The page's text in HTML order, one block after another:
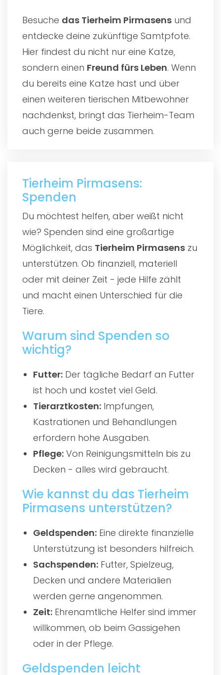
Besuche das Tierheim Pirmasens und
entdecke deine zukünftige Samtpfote.
Hier findest du nicht nur eine Katze,
sondern einen Freund fürs Leben. Wenn
du bereits eine Katze hast und über
einen weiteren tierischen Mitbewohner
nachdenkst, bringt das Tierheim-Team
auch gerne beide zusammen.
Tierheim Pirmasens:
Spenden
Du möchtest helfen, aber weißt nicht
wie? Spenden sind eine großartige
Möglichkeit, das Tierheim Pirmasens zu
unterstützen. Ob finanziell, materiell
oder mit deiner Zeit - jede Hilfe zählt
und macht einen Unterschied für die
Tiere.
Warum sind Spenden so
wichtig?
Futter: Der tägliche Bedarf an Futter
ist hoch und kostet viel Geld.
Tierarztkosten: Impfungen,
Kastrationen und Behandlungen
erfordern hohe Ausgaben.
Pflege: Von Reinigungsmitteln bis zu
Decken - alles wird gebraucht.
Wie kannst du das Tierheim
Pirmasens unterstützen?
Geldspenden: Eine direkte finanzielle
Unterstützung ist besonders hilfreich.
Sachspenden: Futter, Spielzeug,
Decken und andere Materialien
werden gerne angenommen.
Zeit: Ehrenamtliche Helfer sind immer
willkommen, ob beim Gassigehen
oder in der Pflege.
Geldspenden leicht